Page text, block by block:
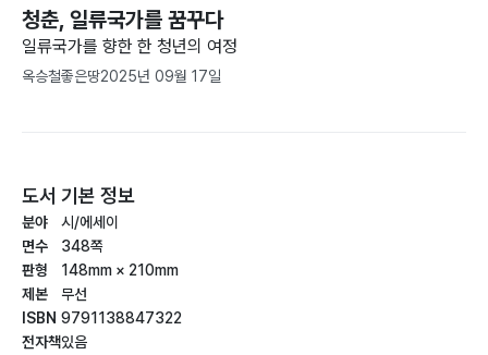
청춘, 일류국가를 꿈꾸다
일류국가를 향한 한 청년의 여정
옥승철좋은땅2025년 09월 17일
도서 기본 정보
분야
면수
판형
제본
ISBN
전자책
시/에세이
348쪽
148mm × 210mm
무선
9791138847322
있음